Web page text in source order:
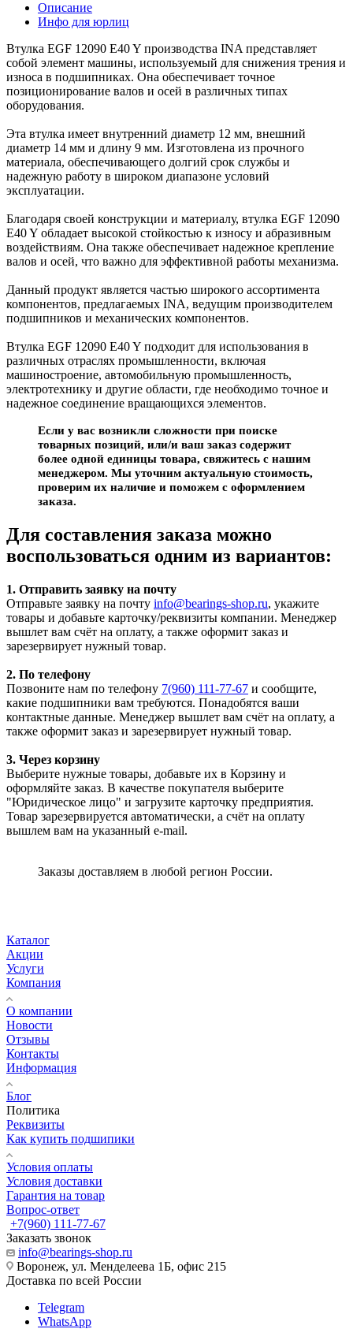
Описание
Инфо для юрлиц
Втулка EGF 12090 E40 Y производства INA представляет
собой элемент машины, используемый для снижения трения и
износа в подшипниках. Она обеспечивает точное
позиционирование валов и осей в различных типах
оборудования.
Эта втулка имеет внутренний диаметр 12 мм, внешний
диаметр 14 мм и длину 9 мм. Изготовлена из прочного
материала, обеспечивающего долгий срок службы и
надежную работу в широком диапазоне условий
эксплуатации.
Благодаря своей конструкции и материалу, втулка EGF 12090
E40 Y обладает высокой стойкостью к износу и абразивным
воздействиям. Она также обеспечивает надежное крепление
валов и осей, что важно для эффективной работы механизма.
Данный продукт является частью широкого ассортимента
компонентов, предлагаемых INA, ведущим производителем
подшипников и механических компонентов.
Втулка EGF 12090 E40 Y подходит для использования в
различных отраслях промышленности, включая
машиностроение, автомобильную промышленность,
электротехнику и другие области, где необходимо точное и
надежное соединение вращающихся элементов.
Если у вас возникли сложности при поиске
товарных позиций, или/и ваш заказ содержит
более одной единицы товара, свяжитесь с нашим
менеджером. Мы уточним актуальную стоимость,
проверим их наличие и поможем с оформлением
заказа.
Для составления заказа можно
воспользоваться одним из вариантов:
1. Отправить заявку на почту
Отправьте заявку на почту info@bearings-shop.ru, укажите
товары и добавьте карточку/реквизиты компании. Менеджер
вышлет вам счёт на оплату, а также оформит заказ и
зарезервирует нужный товар.
2. По телефону
Позвоните нам по телефону 7(960) 111-77-67 и сообщите,
какие подшипники вам требуются. Понадобятся ваши
контактные данные. Менеджер вышлет вам счёт на оплату, а
также оформит заказ и зарезервирует нужный товар.
3. Через корзину
Выберите нужные товары, добавьте их в Корзину и
оформляйте заказ. В качестве покупателя выберите
"Юридическое лицо" и загрузите карточку предприятия.
Товар зарезервируется автоматически, а счёт на оплату
вышлем вам на указанный e-mail.
Заказы доставляем в любой регион России.
Каталог
Акции
Услуги
Компания
О компании
Новости
Отзывы
Контакты
Информация
Блог
Политика
Реквизиты
Как купить подшипики
Условия оплаты
Условия доставки
Гарантия на товар
Вопрос-ответ
+7(960) 111-77-67
Заказать звонок
info@bearings-shop.ru
Воронеж, ул. Менделеева 1Б, офис 215
Доставка по всей России
Telegram
WhatsApp